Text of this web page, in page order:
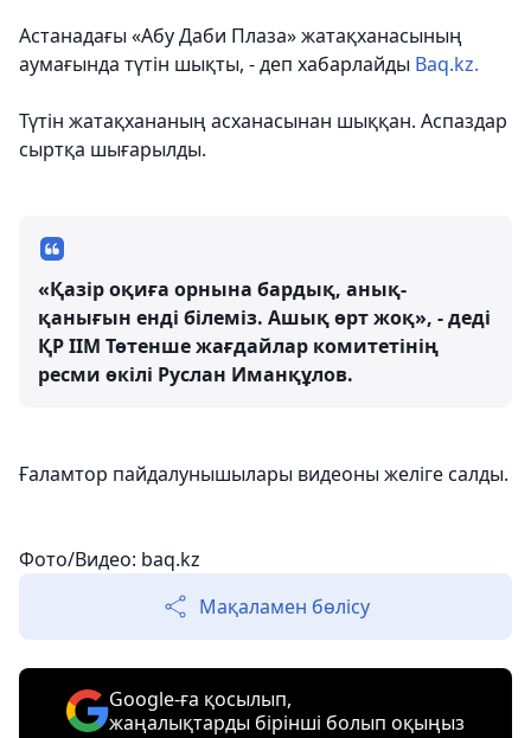
Астанадағы «Абу Даби Плаза» жатақханасының
аумағында түтін шықты, - деп хабарлайды Baq.kz.
Түтін жатақхананың асханасынан шыққан. Аспаздар
сыртқа шығарылды.
«Қазір оқиға орнына бардық, анық-
қанығын енді білеміз. Ашық өрт жоқ», - деді
ҚР ІІМ Төтенше жағдайлар комитетінің
ресми өкілі Руслан Иманқұлов.
Ғаламтор пайдалунышылары видеоны желіге салды.
Фото/Видео: baq.kz
Мақаламен бөлісу
Google-ға қосылып,
жаңалықтарды бірінші болып оқыңыз